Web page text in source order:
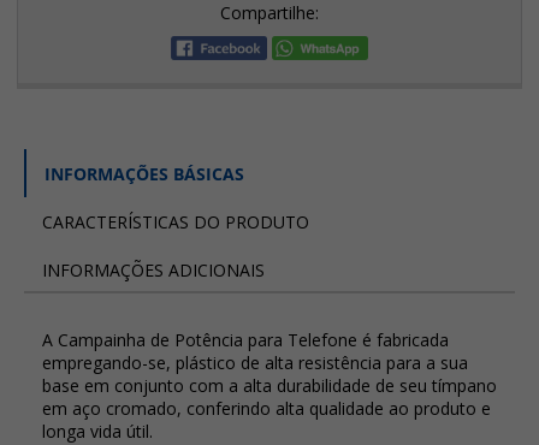
Compartilhe:
INFORMAÇÕES BÁSICAS
CARACTERÍSTICAS DO PRODUTO
INFORMAÇÕES ADICIONAIS
A Campainha de Potência para Telefone é fabricada
empregando-se, plástico de alta resistência para a sua
base em conjunto com a alta durabilidade de seu tímpano
em aço cromado, conferindo alta qualidade ao produto e
longa vida útil.